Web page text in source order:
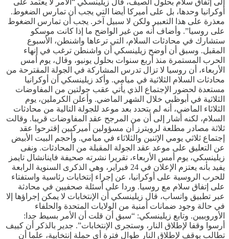
أوكرانيا وحدها، بل على أميركا أيضا التي يجب أن تمارس الضغوط.
معذرة على هذا التعبير ولكن لا سبيل آخر. يجب أن تمارس الضغوط
على روسيا”. وأضاف أنه من غير الواضح ما إذا كانت موسكو
ستشارك في محادثات السلام، التي ترعاها واشنطن، الأسبوع
المقبل. وسبق أن أوضح زيلينسكي أن واشنطن ترغب في إنهاء
الحرب المستمرة منذ أربع سنوات بحلول يونيو، وقال، يوم أمس
الأربعاء، أن روسيا لا تزال تدرس المشاركة في الجولة المقترحة من
محادثات السلام الثلاثية في ميامي. وأكد زيلينسكي أن أوكرانيا
مستعدة لحضور ‌الإجتماع الذي يأتي عقب جولتين من المفاوضات
الثلاثية في أبوظبي خلال الشهر الماضي. وأعلن الكرملين، يوم
‌الثلاثاء الماضي، أنه لم يتحدد بعد موعد للجولة التالية من محادثات
السلام، لكنه أشار إلى أن من المرجح عقد المفاوضات قريبا. وقالت
ثلاثة مصادر مطلعة لرويترز أن مسؤولين أميركيين إقترحوا عقد
إجتماع ثلاثي يومي الإثنين والثلاثاء في ميامي. وأحجم البيت الأبيض
عن ‌التعليق على موعد عقد الجولة المقبلة من المحادثات. ونفى
زيلينسكي، يوم أمس الأربعاء، تقريرا نشرته صحيفة فاينانشال تايمز
يفيد بأنه يعتزم الإعلان في 24 فبراير، وهي الذكرى السنوية الرابعة
للحرب الروسية على أوكرانيا، عن إجراء إنتخابات رئاسية واستفتاء
على إتفاق سلام مع روسيا. وردا على أسئلة صحفيين في محادثة
عبر تطبيق واتساب، قال زيلينسكي أن الإنتخابات لا يمكن إجراؤها إلا
في حالة وجود ضمانات أمنية من الولايات المتحدة والحلفاء
الأوروبيين. وتابع زيلينسكي: “سبق أن قلت أن الأمر بسيط جدا:
أرسوا وقفا لإطلاق النار، وستجرى الإنتخابات”. جدير بالذكر أن كييف
تطالب بوقف لإطلاق النار طوال فترة أي حملة إنتخابية، علما أن